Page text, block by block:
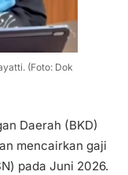
(Foto: Dok
Daerah (BKD)
mencairkan gaji
pada Juni 2026.